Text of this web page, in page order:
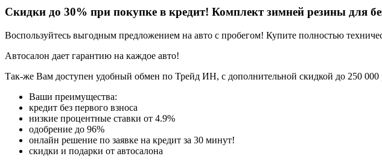
Скидки до 30% при покупке в кредит! Комплект зимней резины для
Воспользуйтесь выгодным предложением на авто с пробегом! Купите полностью
Автосалон дает гарантию на каждое авто!
Так-же Вам доступен удобный обмен по Трейд ИН, с дополнительной скидкой до 250 000
Ваши преимущества:
кредит без первого взноса
низкие процентные ставки от 4.9%
одобрение до 96%
онлайн решение по заявке на кредит за 30 минут!
скидки и подарки от автосалона